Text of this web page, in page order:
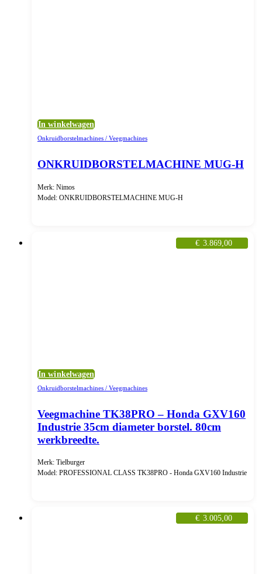
In winkelwagen
Onkruidborstelmachines / Veegmachines
ONKRUIDBORSTELMACHINE MUG-H
Merk: Nimos
Model: ONKRUIDBORSTELMACHINE MUG-H
€ 3.869,00
In winkelwagen
Onkruidborstelmachines / Veegmachines
Veegmachine TK38PRO – Honda GXV160
Industrie 35cm diameter borstel. 80cm
werkbreedte.
Merk: Tielburger
Model: PROFESSIONAL CLASS TK38PRO - Honda GXV160 Industrie
€ 3.005,00